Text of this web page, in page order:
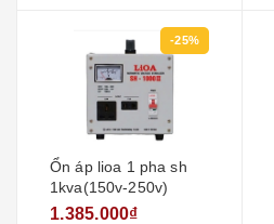
-25%
Ổn áp lioa 1 pha sh
1kva(150v-250v)
1.385.000₫